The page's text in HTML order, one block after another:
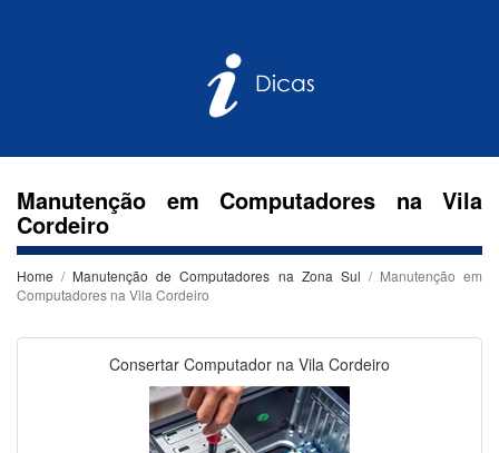
Manutenção em Computadores na Vila
Cordeiro
Home / Manutenção de Computadores na Zona Sul / Manutenção em
Computadores na Vila Cordeiro
Consertar Computador na Vila Cordeiro